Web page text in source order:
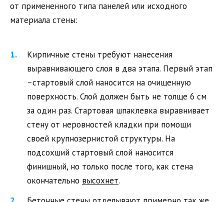
от примененного типа панелей или исходного
материала стены:
Кирпичные стены требуют нанесения
выравнивающего слоя в два этапа. Первый этап
–стартовый слой наносится на очищенную
поверхность. Слой должен быть не толще 6 см
за один раз. Стартовая шпаклевка выравнивает
стену от неровностей кладки при помощи
своей крупнозернистой структуры. На
подсохший стартовый слой наносится
финишный, но только после того, как стена
окончательно высохнет.